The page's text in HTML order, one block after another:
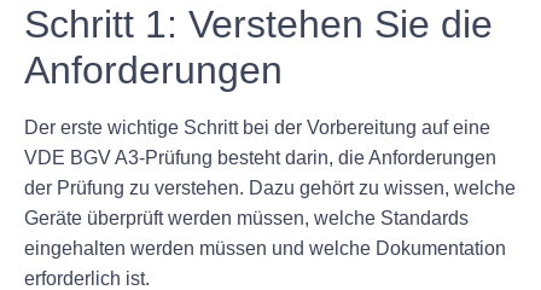
Schritt 1: Verstehen Sie die
Anforderungen
Der erste wichtige Schritt bei der Vorbereitung auf eine
VDE BGV A3-Prüfung besteht darin, die Anforderungen
der Prüfung zu verstehen. Dazu gehört zu wissen, welche
Geräte überprüft werden müssen, welche Standards
eingehalten werden müssen und welche Dokumentation
erforderlich ist.